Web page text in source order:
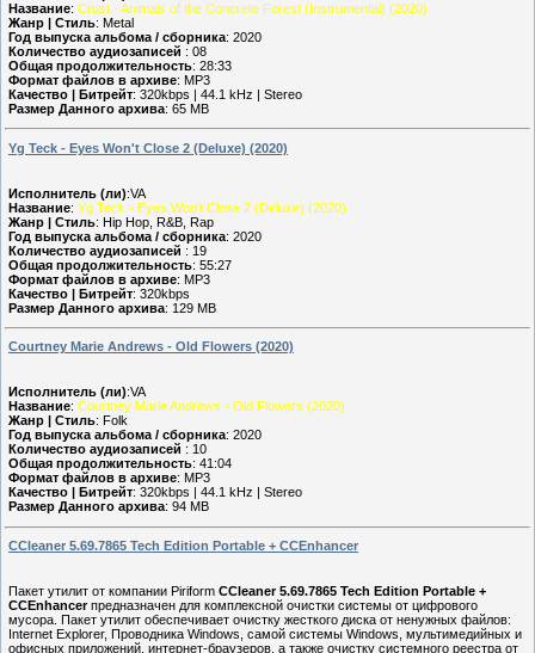
Название: Crust - Animals of the Concrete Forest (Instrumental) (2020)
Жанр | Стиль: Metal
Год выпуска альбома / сборника: 2020
Количество аудиозаписей : 08
Общая продолжительность: 28:33
Формат файлов в архиве: MP3
Качество | Битрейт: 320kbps | 44.1 kHz | Stereo
Размер Данного архива: 65 MB
Yg Teck - Eyes Won't Close 2 (Deluxe) (2020)
Исполнитель (ли):VA
Название: Yg Teck - Eyes Won't Close 2 (Deluxe) (2020)
Жанр | Стиль: Hip Hop, R&B, Rap
Год выпуска альбома / сборника: 2020
Количество аудиозаписей : 19
Общая продолжительность: 55:27
Формат файлов в архиве: MP3
Качество | Битрейт: 320kbps
Размер Данного архива: 129 MB
Courtney Marie Andrews - Old Flowers (2020)
Исполнитель (ли):VA
Название: Courtney Marie Andrews - Old Flowers (2020)
Жанр | Стиль: Folk
Год выпуска альбома / сборника: 2020
Количество аудиозаписей : 10
Общая продолжительность: 41:04
Формат файлов в архиве: MP3
Качество | Битрейт: 320kbps | 44.1 kHz | Stereo
Размер Данного архива: 94 MB
CCleaner 5.69.7865 Tech Edition Portable + CCEnhancer
Пакет утилит от компании Piriform CCleaner 5.69.7865 Tech Edition Portable +
CCEnhancerпредназначен для комплексной очистки системы от цифрового
мусора. Пакет утилит обеспечивает очистку жесткого диска от ненужных файлов:
Internet Explorer, Проводника Windows, самой системы Windows, мультимедийных и
офисных приложений, интернет-браузеров, а также очистку системного реестра от